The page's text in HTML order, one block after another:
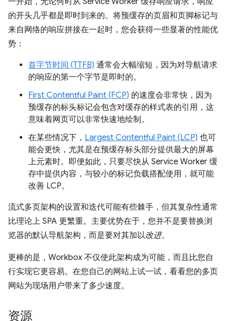
的开头几乎都是即时到来的。将预缓存的页眉和页脚标记与
来自网络的响应拼接在一起时，您会获得一些显著的性能优
势：
首字节时间 (TTFB) 通常会大幅缩短，因为对导航请求
的响应的第一个字节是即时的。
First Contentful Paint (FCP) 的速度会非常快，因为
预缓存的标头标记会包含对缓存的样式表的引用，这
意味着网页可以非常快速地绘制。
在某些情况下， Largest Contentful Paint (LCP) 也可
能会更快，尤其是在预缓存标头部分提供最大的屏幕
上元素时。即便如此，只要尽快从 Service Worker 缓
存中提供内容，与较小的标记负载搭配使用，就可能
改善 LCP。
流式多页架构的设置和迭代可能有些棘手，但其复杂性通常
比理论上 SPA 更繁重。主要优势在于，您并不是要替换浏
览器的默认导航架构，而是要对其加以改进。
更棒的是，Workbox 不仅使此架构成为可能，而且比您自
行实现它更容易。在您自己的网站上试一试，看看您的多页
网站为现场用户带来了多少速度。
资源